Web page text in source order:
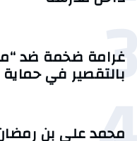
3
غرامة ضخمة ضد
بالتقصير في
محمد علي بن